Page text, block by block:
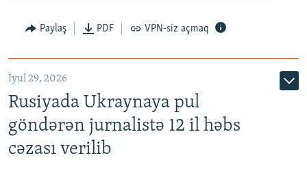
Paylaş PDF VPN-siz açmaq
İyul 29, 2026
Rusiyada Ukraynaya pul
göndərən jurnalistə 12 il həbs
cəzası verilib